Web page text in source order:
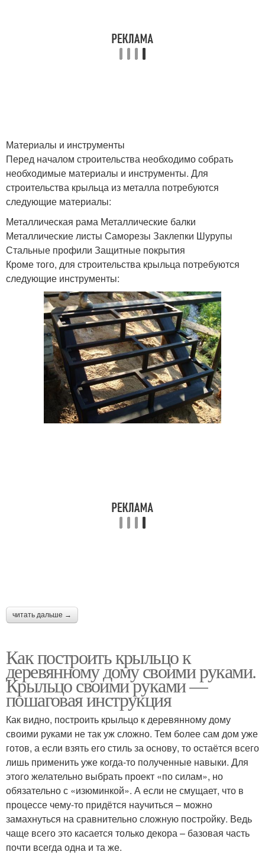
деревянное крыльцо
Опалубка под крыльцо
Железобетонный
фундамент
Фундамент под
металлическое
Пристройка из крыльца
Фундамент для
крыльца
Материалы и инструменты
Перед началом строительства необходимо собрать
необходимые материалы и инструменты. Для
строительства крыльца из металла потребуются
следующие материалы:
Металлическая рама Металлические балки
Металлические листы Саморезы Заклепки Шурупы
Стальные профили Защитные покрытия
Кроме того, для строительства крыльца потребуются
следующие инструменты:
читать дальше →
Как построить крыльцо к
деревянному дому своими руками.
Крыльцо своими руками —
пошаговая инструкция
Как видно, построить крыльцо к деревянному дому
своими руками не так уж сложно. Тем более сам дом уже
готов, а если взять его стиль за основу, то остаётся всего
лишь применить уже когда-то полученные навыки. Для
этого желательно выбрать проект «по силам», но
обязательно с «изюминкой». А если не смущает, что в
процессе чему-то придётся научиться – можно
замахнуться на сравнительно сложную постройку. Ведь
чаще всего это касается только декора – базовая часть
почти всегда одна и та же.